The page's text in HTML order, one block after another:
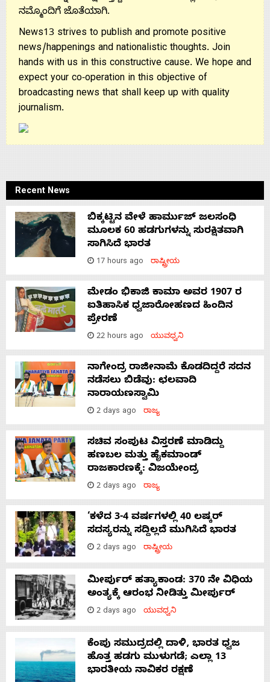
ನಮ್ಮೊಂದಿಗೆ ಜೊತೆಯಾಗಿ.
News13 strives to publish and promote positive
news/happenings and nationalistic thoughts. Join
hands with us in this constructive cause. We hope and
expect your co-operation in this objective of
broadcasting news that shall keep up with quality
journalism.
Recent News
ಬಿಕ್ಕಟ್ಟಿನ ವೇಳೆ ಹಾರ್ಮುಜ್ ಜಲಸಂಧಿ
ಮೂಲಕ 60 ಹಡಗುಗಳನ್ನು ಸುರಕ್ಷಿತವಾಗಿ
ಸಾಗಿಸಿದೆ ಭಾರತ
17 hours ago ರಾಷ್ಟ್ರೀಯ
ಮೇಡಂ ಭಿಕಾಜಿ ಕಾಮಾ ಅವರ 1907 ರ
ಐತಿಹಾಸಿಕ ಧ್ವಜಾರೋಹಣದ ಹಿಂದಿನ
ಪ್ರೇರಣೆ
22 hours ago ಯುವಧ್ವನಿ
ನಾಗೇಂದ್ರ ರಾಜೀನಾಮೆ ಕೊಡದಿದ್ದರೆ ಸದನ
ನಡೆಸಲು ಬಿಡೆವು: ಛಲವಾದಿ
ನಾರಾಯಣಸ್ವಾಮಿ
2 days ago ರಾಜ್ಯ
ಸಚಿವ ಸಂಪುಟ ವಿಸ್ತರಣೆ ಮಾಡಿದ್ದು
ಹಣಬಲ ಮತ್ತು ಹೈಕಮಾಂಡ್
ರಾಜಕಾರಣಕ್ಕೆ: ವಿಜಯೇಂದ್ರ
2 days ago ರಾಜ್ಯ
‘ಕಳೆದ 3-4 ವರ್ಷಗಳಲ್ಲಿ 40 ಲಷ್ಕರ್
ಸದಸ್ಯರನ್ನು ಸದ್ದಿಲ್ಲದೆ ಮುಗಿಸಿದೆ ಭಾರತ
2 days ago ರಾಷ್ಟ್ರೀಯ
ಮೀರ್ಪುರ್ ಹತ್ಯಾಕಾಂಡ: 370 ನೇ ವಿಧಿಯ
ಅಂತ್ಯಕ್ಕೆ ಆರಂಭ ನೀಡಿತ್ತು ಮೀರ್ಪುರ್
2 days ago ಯುವಧ್ವನಿ
ಕೆಂಪು ಸಮುದ್ರದಲ್ಲಿ ದಾಳಿ, ಭಾರತ ಧ್ವಜ
ಹೊತ್ತ ಹಡಗು ಮುಳುಗಡೆ; ಎಲ್ಲಾ 13
ಭಾರತೀಯ ನಾವಿಕರ ರಕ್ಷಣೆ